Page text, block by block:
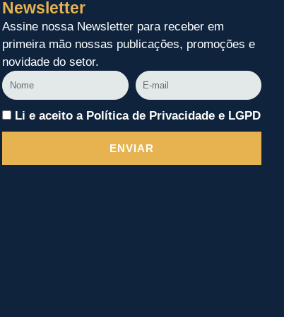
Newsletter
Assine nossa Newsletter para receber em
primeira mão nossas publicações, promoções e
novidade do setor.
Nome
E-
mail
Li e aceito a Política de Privacidade e LGPD
ENVIAR